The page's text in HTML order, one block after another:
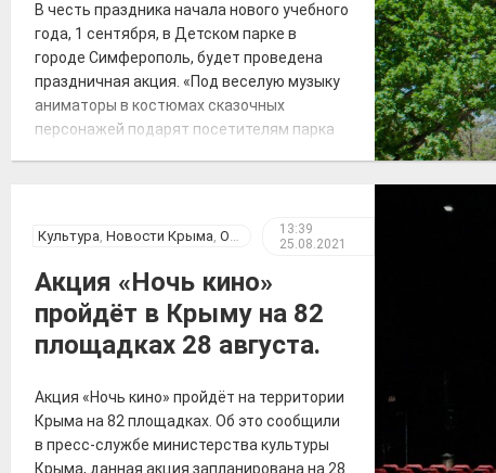
В честь праздника начала нового учебного
года, 1 сентября, в Детском парке в
городе Симферополь, будет проведена
праздничная акция. «Под веселую музыку
аниматоры в костюмах сказочных
персонажей подарят посетителям парка
зон мыльными пузырями», — говорилось в
сообщении МБУК «Парки столицы».
Источник: Сайт […]
Культура, Новости Крыма, Общество
13:39
25.08.2021
Акция «Ночь кино»
пройдёт в Крыму на 82
площадках 28 августа.
Акция «Ночь кино» пройдёт на территории
Крыма на 82 площадках. Об это сообщили
в пресс-службе министерства культуры
Крыма, данная акция запланирована на 28